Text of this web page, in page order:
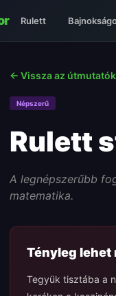
Rulett
← Vissza az
Népszerű
Rulett
A legnépszerűbb
matematika.
Tényleg lehet
Tegyük tisztába a